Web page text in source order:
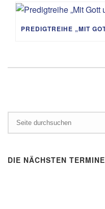
DIE NÄCHSTEN TERMINE